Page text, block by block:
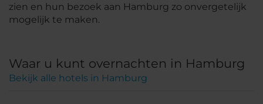
zien en hun bezoek aan Hamburg zo onvergetelijk
mogelijk te maken.
Waar u kunt overnachten in Hamburg
Bekijk alle hotels in Hamburg